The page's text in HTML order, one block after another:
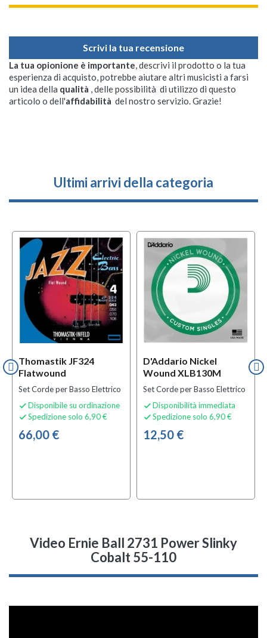
Scrivi la tua recensione
La tua opionione è importante, descrivi il prodotto o la tua
esperienza di acquisto, potrebbe aiutare altri musicisti a farsi
un idea della qualità , delle possibilità di utilizzo di questo
articolo o dell'affidabilità del nostro servizio. Grazie!
Ultimi arrivi della categoria
Thomastik JF324
Flatwound
Set Corde per Basso Elettrico
 Disponibile su ordinazione
 Spedizione solo 6,90 €
66,00 €
D'Addario Nickel
Wound XLB130M
Set Corde per Basso Elettrico
 Disponibilità immediata
 Spedizione solo 6,90 €
12,50 €
Video Ernie Ball 2731 Power Slinky
Cobalt 55-110